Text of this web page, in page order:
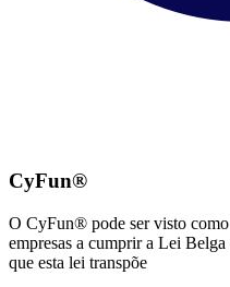
CyFun®
O CyFun® pode ser visto
empresas a cumprir a Lei
que esta lei transpõe